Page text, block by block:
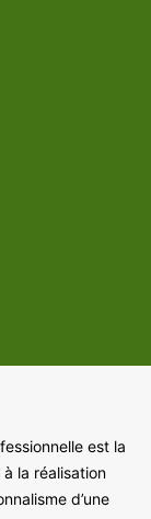
est la
la réalisation
d’une